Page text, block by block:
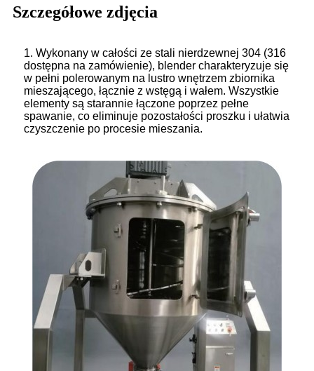
Szczegółowe zdjęcia
1. Wykonany w całości ze stali nierdzewnej 304 (316
dostępna na zamówienie), blender charakteryzuje się
w pełni polerowanym na lustro wnętrzem zbiornika
mieszającego, łącznie z wstęgą i wałem. Wszystkie
elementy są starannie łączone poprzez pełne
spawanie, co eliminuje pozostałości proszku i ułatwia
czyszczenie po procesie mieszania.